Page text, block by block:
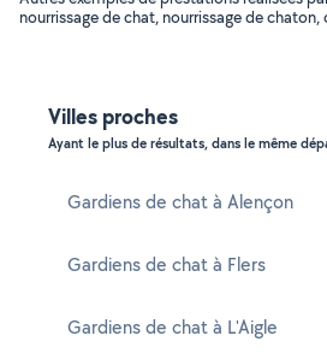
nourrissage de chat, nourrissage de
Villes proches
Ayant le plus de résultats, dans le même
Gardiens de chat à Alençon
Gardiens de chat à Flers
Gardiens de chat à L'Aigle